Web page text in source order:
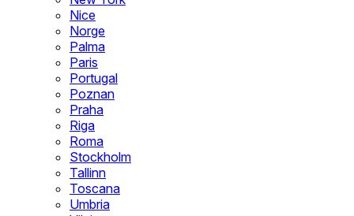
Nice
Norge
Palma
Paris
Portugal
Poznan
Praha
Riga
Roma
Stockholm
Tallinn
Toscana
Umbria